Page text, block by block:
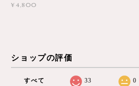
¥4,800
ショップの評価
すべて 33 0